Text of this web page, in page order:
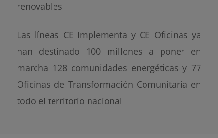
renovables
Las líneas CE Implementa y CE Oficinas ya
han destinado 100 millones a poner en
marcha 128 comunidades energéticas y 77
Oficinas de Transformación Comunitaria en
todo el territorio nacional